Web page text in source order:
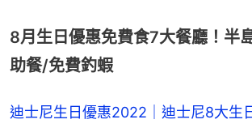
8月生日優惠免費食7大餐廳！半
助餐/免費釣蝦
迪士尼生日優惠2022｜迪士尼8大